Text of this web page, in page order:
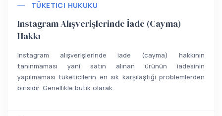
TÜKETICI HUKUKU
Instagram Alışverişlerinde İade (Cayma)
Hakkı
Instagram alışverişlerinde iade (cayma) hakkının
tanınmaması yani satın alınan ürünün iadesinin
yapılmaması tüketicilerin en sık karşılaştığı problemlerden
birisidir. Genellikle butik olarak..